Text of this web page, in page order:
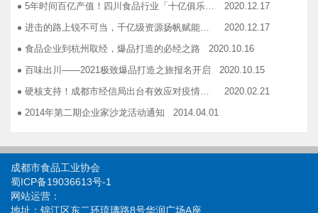
5年时间百亿产值！四川食品行业「十亿俱乐部」合伙人招募！
2020.12.17
进击的路上锐不可当，千亿级资源扬帆赋能！电商启航班招募啦！
2020.12.17
食品企业到杭州取经，爆品打造的必经之路
2020.10.16
百味出川——2021极致爆品打造之旅报名开启
2020.10.15
硬核支持！成都市经信局出台有效应对疫情稳定经济运行20条政策措施工业和信息化类项目申报指南！
2020.02.21
2014年第二期企业家沙龙活动通知
2014.04.01
关于发布成都市食品商会合作单位信息一览表的通知
2014.06.30
关于开展品牌设计援助活动的通知
关于开展成都食品优秀品牌联合形象展播活动的 通知
成都市食品工业协会
蜀ICP备19036613号-1
网站运营：
地址：锦江区东二环琉璃路8号华润广场A座